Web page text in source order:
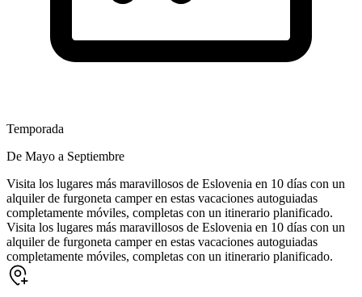
Temporada
De Mayo a Septiembre
Visita los lugares más maravillosos de Eslovenia en 10 días con un
alquiler de furgoneta camper en estas vacaciones autoguiadas
completamente móviles, completas con un itinerario planificado.
Visita los lugares más maravillosos de Eslovenia en 10 días con un
alquiler de furgoneta camper en estas vacaciones autoguiadas
completamente móviles, completas con un itinerario planificado.